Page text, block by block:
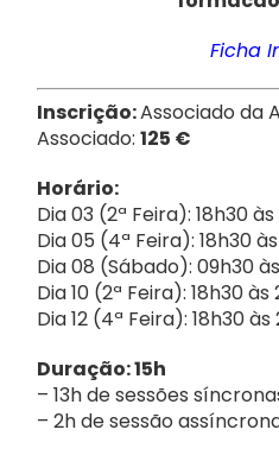
Ficha
Inscrição:Associado da
Associado:125 €
Horário:
Dia 03 (2ª Feira): 18h30 às
Dia 05 (4ª Feira): 18h30 às
Dia 08 (Sábado): 09h30
Dia 10 (2ª Feira): 18h30 às
Dia 12 (4ª Feira): 18h30 às
Duração: 15h
– 13h de sessões
– 2h de sessão